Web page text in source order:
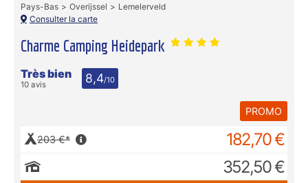
Charme Camping Heidepark
Pays-Bas Overijssel
Lemelerveld
Consulter la carte
Très bien
10 avis 8,4/10
PROMO
203 €*
182,70 €
352,50 €